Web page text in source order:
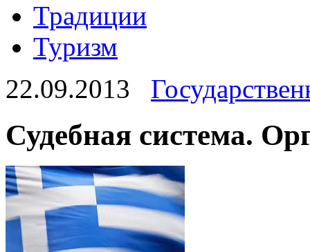
Традиции
Туризм
22.09.2013
Судебная система.